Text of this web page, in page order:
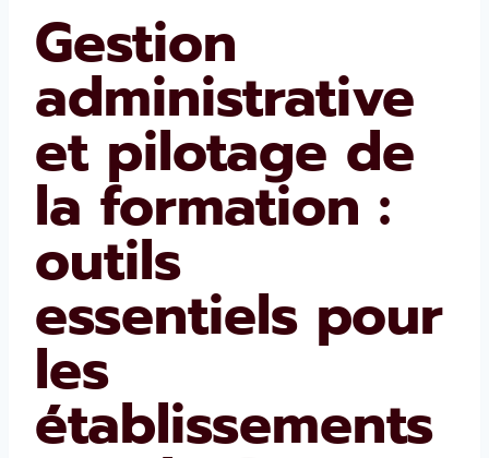
Gestion
administrative
et pilotage de
la formation :
outils
essentiels pour
les
établissements